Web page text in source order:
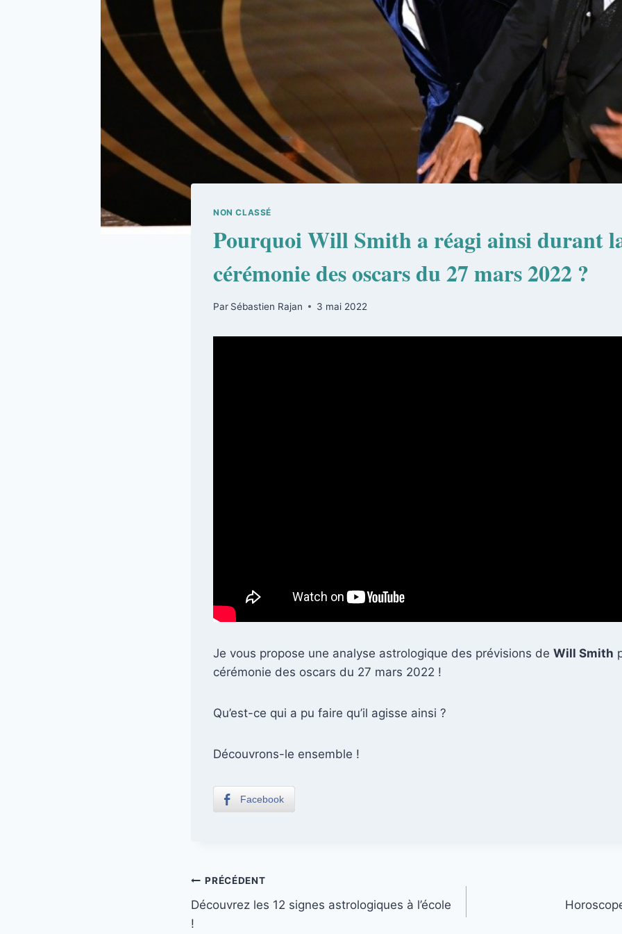
NON CLASSÉ
Pourquoi Will Smith a réagi ainsi durant
cérémonie des oscars du 27 mars 2022 ?
Par Sébastien Rajan 3 mai 2022
Je vous propose une analyse astrologique des prévisions de Will Smith
cérémonie des oscars du 27 mars 2022 !
Qu’est-ce qui a pu faire qu’il agisse ainsi ?
Découvrons-le ensemble !
Facebook
Navigation
de
PRÉCÉDENT
Découvrez les 12 signes astrologiques à l’école
!